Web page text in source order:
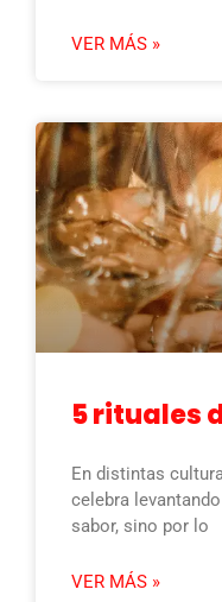
VER MÁS »
5 rituales
En distintas
celebra
sabor, sino por lo
VER MÁS »